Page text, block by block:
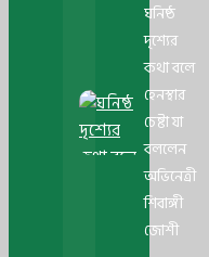
ঘনিষ্ঠ
দৃশ্যের
কথা বলে
হেনস্থার
চেষ্টা যা
বললেন
অভিনেত্রী
শিবাঙ্গী
জোশী